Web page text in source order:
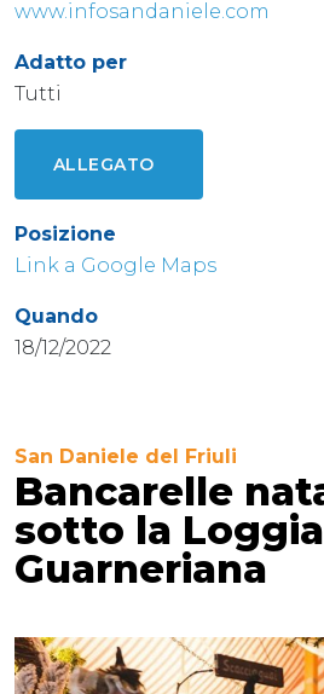
www.infosandaniele.com
Adatto per
Tutti
ALLEGATO
Posizione
Link a Google Maps
Quando
18/12/2022
San Daniele del Friuli
Bancarelle
sotto la Loggia
Guarneriana